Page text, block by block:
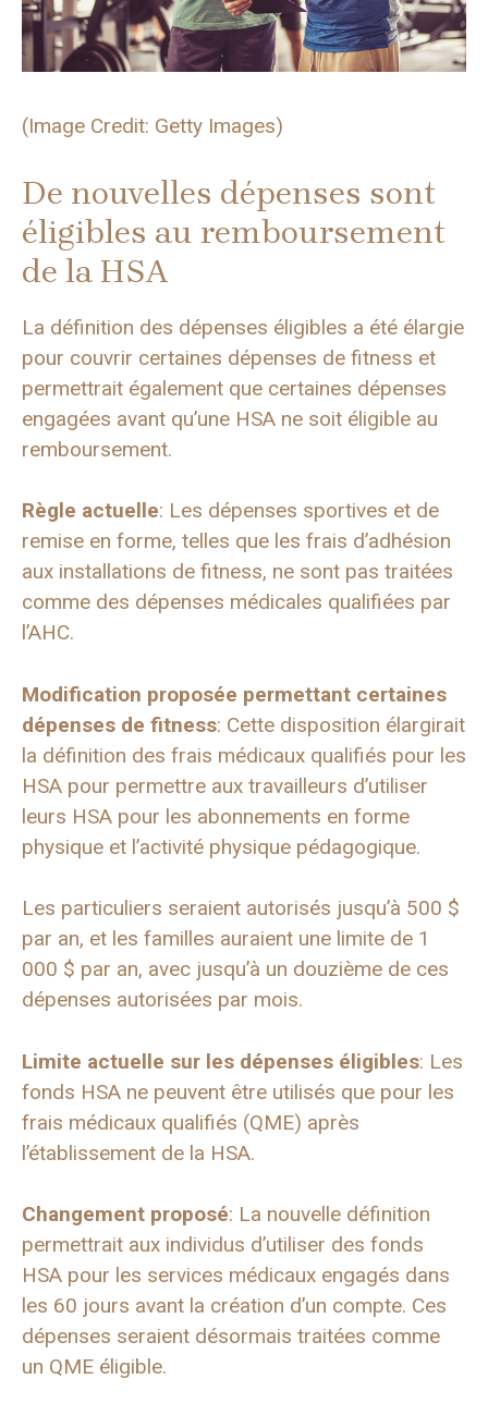
(Image Credit: Getty Images)
De nouvelles dépenses sont
éligibles au remboursement
de la HSA
La définition des dépenses éligibles a été élargie
pour couvrir certaines dépenses de fitness et
permettrait également que certaines dépenses
engagées avant qu’une HSA ne soit éligible au
remboursement.
Règle actuelle: Les dépenses sportives et de
remise en forme, telles que les frais d’adhésion
aux installations de fitness, ne sont pas traitées
comme des dépenses médicales qualifiées par
l’AHC.
Modification proposée permettant certaines
dépenses de fitness: Cette disposition élargirait
la définition des frais médicaux qualifiés pour les
HSA pour permettre aux travailleurs d’utiliser
leurs HSA pour les abonnements en forme
physique et l’activité physique pédagogique.
Les particuliers seraient autorisés jusqu’à 500 $
par an, et les familles auraient une limite de 1
000 $ par an, avec jusqu’à un douzième de ces
dépenses autorisées par mois.
Limite actuelle sur les dépenses éligibles: Les
fonds HSA ne peuvent être utilisés que pour les
frais médicaux qualifiés (QME) après
l’établissement de la HSA.
Changement proposé: La nouvelle définition
permettrait aux individus d’utiliser des fonds
HSA pour les services médicaux engagés dans
les 60 jours avant la création d’un compte. Ces
dépenses seraient désormais traitées comme
un QME éligible.